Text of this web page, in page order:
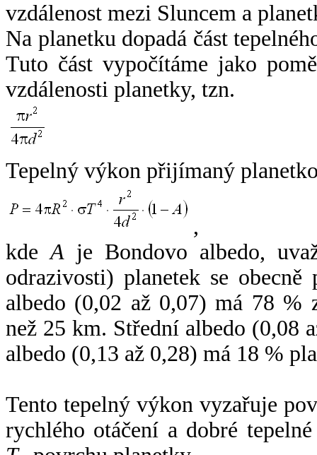
vzdálenost mezi Sluncem a
Na planetku dopadá část
Tuto část vypočítáme jako
vzdálenosti planetky, tzn.
Tepelný výkon přijímaný
,
kdeA je Bondovo albedo,
odrazivosti) planetek se
albedo (0,02 až 0,07) má 78 %
než 25 km. Střední albedo (0,08
albedo (0,13 až 0,28) má 18 %
Tento tepelný výkon vyzařuje
rychlého otáčení a dobré